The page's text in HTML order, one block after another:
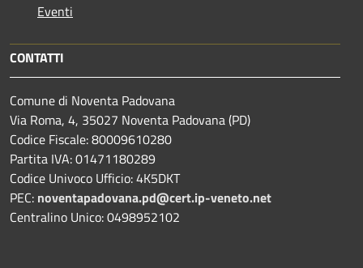
Eventi
CONTATTI
Comune di Noventa Padovana
Via Roma, 4, 35027 Noventa Padovana (PD)
Codice Fiscale: 80009610280
Partita IVA: 01471180289
Codice Univoco Ufficio: 4K5DKT
PEC: noventapadovana.pd@cert.ip-veneto.net
Centralino Unico: 0498952102